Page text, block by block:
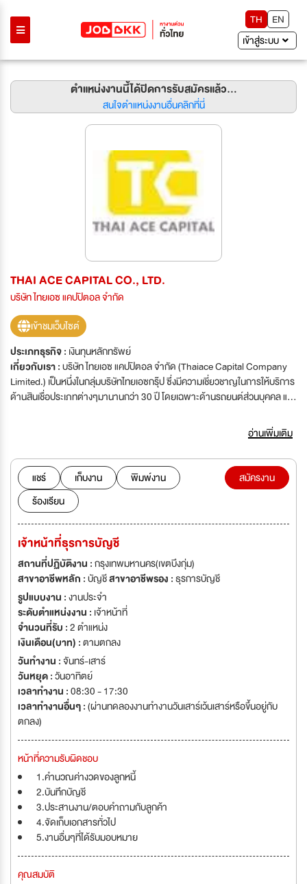
TH
EN
เข้าสู่ระบบ
ตำแหน่งงานนี้ได้ปิดการรับสมัครแล้ว...
สนใจตำแหน่งงานอื่นคลิกที่นี่
THAI ACE CAPITAL CO., LTD.
บริษัท ไทยเอซ แคปปิตอล จำกัด
เข้าชมเว็บไซต์
ประเภทธุรกิจ : เงินทุนหลักทรัพย์
เกี่ยวกับเรา :บริษัท ไทยเอซ แคปปิตอล จำกัด (Thaiace Capital Company
Limited.) เป็นหนึ่งในกลุ่มบริษัทไทยเอซกรุ๊ป ซึ่งมีความเชี่ยวชาญในการให้บริการ
ด้านสินเชื่อประเภทต่างๆมานานกว่า 30 ปี โดยเฉพาะด้านรถยนต์ส่วนบุคคล และ
ตั้งเป็นบริษัทจำกัด เมื่อวันที่ 4 พฤศจิกายน พ.ศ.2553 ด้วยทุนจดทะเบียนเริ่ม
แรกที่ 288 ล้านบาท มีวัตถุประสงค์หลัก เพื่อขยายการให้บริการทางด้านสินเชื่อ
และให้บริการทางด้านการเงินอย่าง ครบวงจร และตอบสนองตรงตามความ
ต้องการ ที่พึงพอใจให้แก่ลูกค้า รูปแบบแพคเก็จการให้บริการคือ สินเชื่อบ้านที่ดิน
สินเชื่อคอนโดมิเนียม สินเชื่อโรงงาน สินเชื่อเพื่อธุรกิจ ส่วนขยายในอนาคตภายใน
ปี พ.ศ.2554 นี้ บริษัทมีโครงการที่จะขยายการบริการทางด้านสินเชื่อเพิ่มเติมใน
ส่วนของ สินเชื่อส่วนบุคคล สินเชื่อเช่าซื้อรถจักรยานยนต์ และสินเชื่อบัตรเครดิต
ในอนาคต วิสัยทัศน์ ผู้นำด้านการให้บริการสินเชื่อ เป้าหมาย - มุ่งมั่นในการให้
บริการที่เป็นเลิศ รวดเร็ว ทันสมัย - มุ่งมั่นในการสร้างความสัมพันธ์ที่แข็งแกร่งกับ
พันธมิตรทางธุรกิจ - มุ่งมั่นในการเพิ่มผลิตภัณฑ์ใหม่ ในการตอบสนองตรง
ความต้องการของลูกค้า - มุ่งมั่นในการขยายธุรกิจให้ครอบคลุมทั่วประเทศ - มุ่ง
มั่นในการพัฒนาสังคมไทยให้ยั่งยืนและก้าวหน้า'บริษัท ไทยเอซ แคปปิตอล จำกัด
(Thaiace Capital Company Limited.) เป็นหนึ่งในกลุ่มบริษัทไทยเอซกรุ๊ป ซึ่งมี
ความเชี่ยวชาญในการให้บริการด้านสินเชื่อประเภทต่างๆมานานกว่า 30 ปี โดย
เฉพาะด้านรถยนต์ส่วนบุคคล และรถยนต์รับจ้างสาธารณะ บริษัท ไทยเอซ
แคปปิตอล จำกัด ด้วยทุนจดทะเบียนก่อตั้งเป็นบริษัทจำกัด เมื่อวันที่ 4
พฤศจิกายน พ.ศ.2553 ด้วยทุนจดทะเบียนเริ่มแรกที่ 288 ล้านบาท มี
วัตถุประสงค์หลัก เพื่อขยายการให้บริการทางด้านสินเชื่อและให้บริการทางด้าน
การเงินอย่าง ครบวงจร และตอบสนองตรงตามความต้องการ ที่พึงพอใจให้แก่
ลูกค้า รูปแบบแพคเก็จการให้บริการคือ สินเชื่อบ้านที่ดิน สินเชื่อคอนโดมิเนียม สิน
เชื่อโรงงาน สินเชื่อเพื่อธุรกิจ ส่วนขยายในอนาคตภายในปี พ.ศ.2554 นี้ บริษัทมี
โครงการที่จะขยายการบริการทางด้านสินเชื่อเพิ่มเติมในส่วนของ สินเชื่อส่วน
บุคคล สินเชื่อเช่าซื้อรถจักรยานยนต์ และสินเชื่อบัตรเครดิต ในอนาคต วิสัยทัศน์
ผู้นำด้านการให้บริการสินเชื่อ เป้าหมาย - มุ่งมั่นในการให้บริการที่เป็นเลิศ
รวดเร็ว ทันสมัย - มุ่งมั่นในการสร้างความสัมพันธ์ที่แข็งแกร่งกับพันธมิตรทาง
ธุรกิจ - มุ่งมั่นในการเพิ่มผลิตภัณฑ์ใหม่ ในการตอบสนองตรงความต้องการของ
ลูกค้า - มุ่งมั่นในการขยายธุรกิจให้ครอบคลุมทั่วประเทศ - มุ่งมั่นในการพัฒนา
สังคมไทยให้ยั่งยืนและก้าวหน้า
อ่านเพิ่มเติม
แชร์ เก็บงาน
พิมพ์งาน
ร้องเรียน
สมัครงาน
เจ้าหน้าที่ธุรการบัญชี
สถานที่ปฏิบัติงาน :กรุงเทพมหานคร(เขตบึงกุ่ม)
สาขาอาชีพหลัก :บัญชีสาขาอาชีพรอง :ธุรการบัญชี
รูปแบบงาน :งานประจำ
ระดับตำแหน่งงาน : เจ้าหน้าที่
จำนวนที่รับ :2 ตำแหน่ง
เงินเดือน(บาท) :ตามตกลง
วันทำงาน :จันทร์-เสาร์
วันหยุด :วันอาทิตย์
เวลาทำงาน :08:30 - 17:30
เวลาทำงานอื่นๆ :(ผ่านทดลองงานทำงานวันเสาร์เว้นเสาร์หรือขึ้นอยู่กับ
ตกลง)
หน้าที่ความรับผิดชอบ
1.คำนวณค่างวดของลูกหนี้
2.บันทึกบัญชี
3.ประสานงาน/ตอบคำถามกับลูกค้า
4.จัดเก็บเอกสารทั่วไป
5.งานอื่นๆที่ได้รับมอบหมาย
คุณสมบัติ